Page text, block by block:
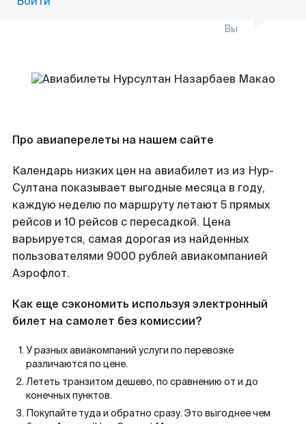
Вы
Про авиаперелеты на нашем сайте
Календарь низких цен на авиабилет из из Нур-
Султана показывает выгодные месяца в году,
каждую неделю по маршруту летают 5 прямых
рейсов и 10 рейсов с пересадкой. Цена
варьируется, самая дорогая из найденных
пользователями 9000 рублей авиакомпанией
Аэрофлот.
Как еще сэкономить используя электронный
билет на самолет без комиссии?
У разных авиакомпаний услуги по перевозке
различаются по цене.
Лететь транзитом дешево, по сравнению от и до
конечных пунктов.
Покупайте туда и обратно сразу. Это выгоднее чем